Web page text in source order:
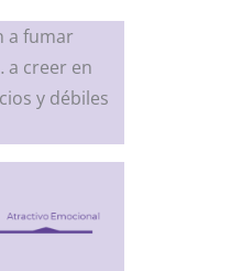
a fumar
a creer en
y débiles